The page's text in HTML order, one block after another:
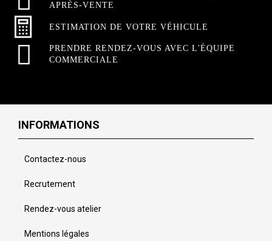
APRÈS-VENTE
ESTIMATION DE VOTRE VÉHICULE
PRENDRE RENDEZ-VOUS AVEC L'ÉQUIPE
COMMERCIALE
INFORMATIONS
Contactez-nous
Recrutement
Rendez-vous atelier
Mentions légales